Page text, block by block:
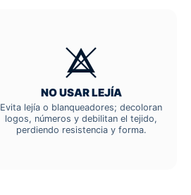
NO USAR LEJÍA
Evita lejía o blanqueadores; decoloran
logos, números y debilitan el tejido,
perdiendo resistencia y forma.